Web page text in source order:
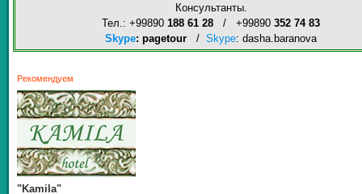
Консультанты.
Тел.: +99890 188 61 28 / +99890 352 74 83
Skype: pagetour / Skype: dasha.baranova
Рекомендуем
"Kamila"